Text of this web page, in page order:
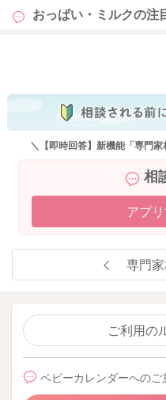
おっぱい・ミルクの注
も
＼【即時回答】新機能「専門
相
アプ
専門家
ご利用の
ベビーカレンダーへの